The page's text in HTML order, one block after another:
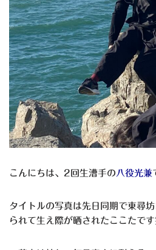
こんにちは、2回生漕手の 八役光兼
タイトルの写真は先日同期で東尋
られて生え際が晒されたここたです